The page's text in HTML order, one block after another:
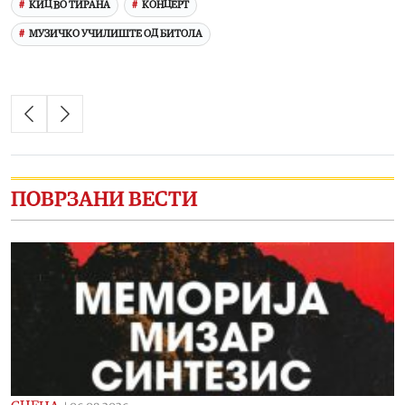
КИЦ ВО ТИРАНА КОНЦЕРТ
МУЗИЧКО УЧИЛИШТЕ ОД БИТОЛА
ПОВРЗАНИ ВЕСТИ